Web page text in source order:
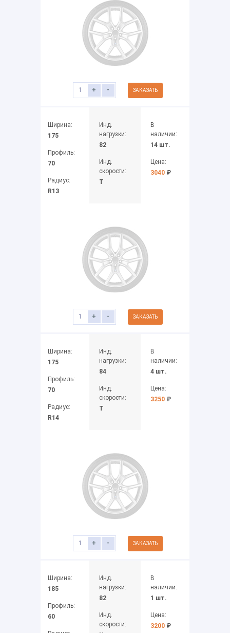
+ - ЗАКАЗАТЬ
Ширина:
175
Профиль:
70
Радиус:
R13
Инд.
нагрузки:
82
Инд.
скорости:
T
В
наличии:
14 шт.
Цена:
3040 ₽
+ - ЗАКАЗАТЬ
Ширина:
175
Профиль:
70
Радиус:
R14
Инд.
нагрузки:
84
Инд.
скорости:
T
В
наличии:
4 шт.
Цена:
3250 ₽
+ - ЗАКАЗАТЬ
Ширина:
185
Профиль:
60
Инд.
нагрузки:
82
Инд.
скорости:
В
наличии:
1 шт.
Цена:
3200 ₽